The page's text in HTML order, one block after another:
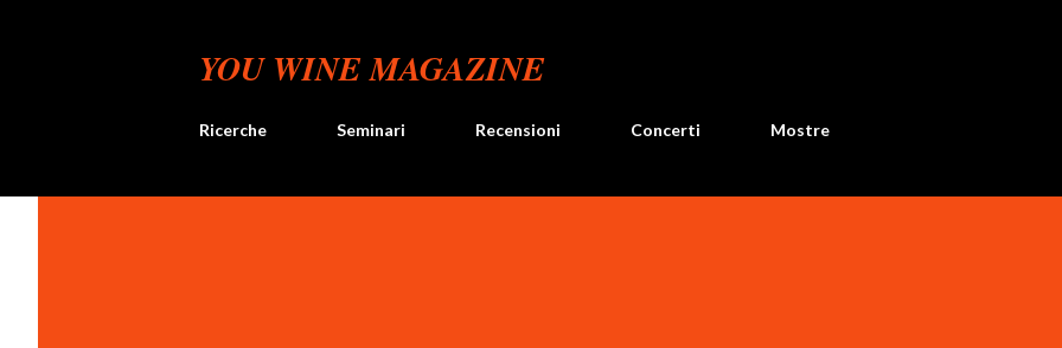
YOU WINE MAGAZINE
Ricerche Seminari Recensioni Concerti Mostre